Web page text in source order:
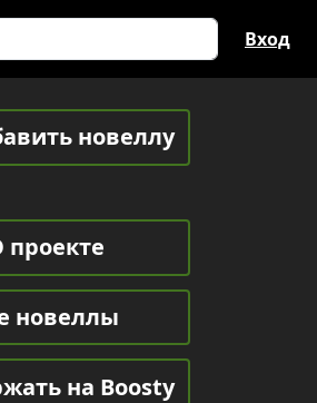
Вход
новеллу
проекте
новеллы
на Boosty